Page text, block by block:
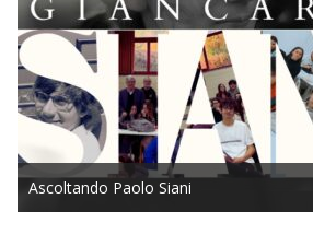
Ascoltando Paolo Siani